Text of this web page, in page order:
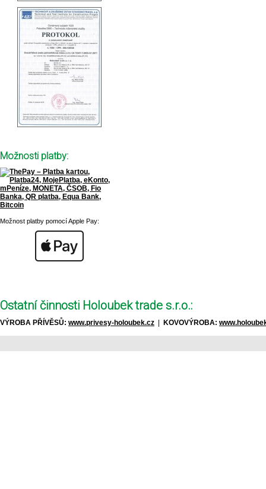
Možnosti platby:
Možnost platby pomocí Apple Pay:
Ostatní činnosti Holoubek trade s.r.o.:
VÝROBA PŘÍVĚSŮ: www.privesy-holoubek.cz KOVOVÝROBA: